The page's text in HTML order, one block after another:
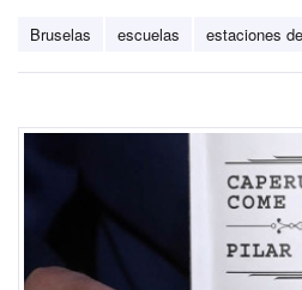
Bruselas escuelas estaciones